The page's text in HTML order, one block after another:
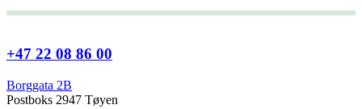
+47 22 08 86 00
Borggata 2B
Postboks 2947 Tøyen